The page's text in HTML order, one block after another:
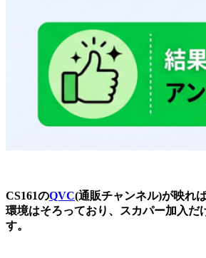
CS161のQVC(通販チャンネル)が映れ
環境はそろっており、スカパー加入だ
す。